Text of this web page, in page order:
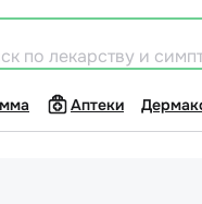
по лекарству и
Аптеки